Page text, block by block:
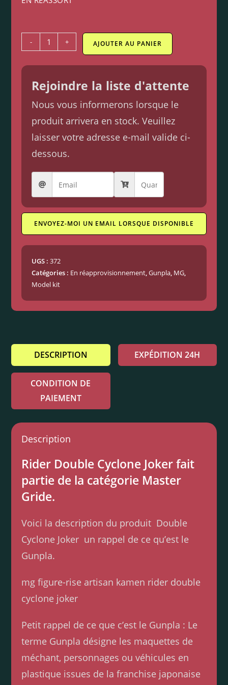
- + AJOUTER AU PANIER
Rejoindre la liste d'attente
Nous vous informerons lorsque le
produit arrivera en stock. Veuillez
laisser votre adresse e-mail valide ci-
dessous.
ENVOYEZ-MOI UN EMAIL LORSQUE DISPONIBLE
UGS :372
Catégories : En réapprovisionnement,Gunpla, MG,
Model kit
DESCRIPTION EXPÉDITION 24H
CONDITION DE
PAIEMENT
Description
Rider Double Cyclone Joker fait
partie de la catégorie Master
Gride.
Voici la description du produit Double
Cyclone Joker un rappel de ce qu’est le
Gunpla.
mg figure-rise artisan kamen rider double
cyclone joker
Petit rappel de ce que c’est le Gunpla : Le
terme Gunpla désigne les maquettes de
méchant, personnages ou véhicules en
plastique issues de la franchise japonaise